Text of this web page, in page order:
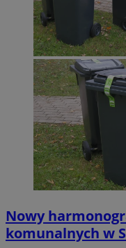
Nowy
komunalnych w